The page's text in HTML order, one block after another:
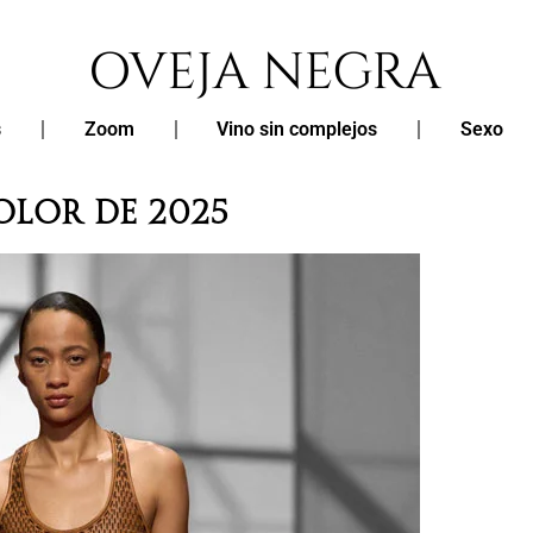
Zoom Vino sin complejos Sexo
DE 2025